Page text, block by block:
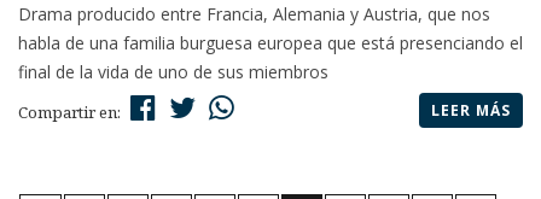
Drama producido entre Francia, Alemania y Austria, que nos
habla de una familia burguesa europea que está presenciando el
final de la vida de uno de sus miembros
Compartir en: LEER MÁS